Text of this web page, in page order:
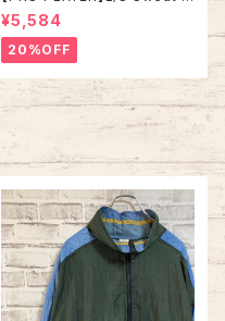
相当 90s Made in USA “PA
CKERS” NFL チームモノ スウ
ェット トレーナー USA製 チーム
ロゴ 1996 CHAMPS 優勝記念
深緑 アメリカ USA 古着
¥5,584
20%OFF